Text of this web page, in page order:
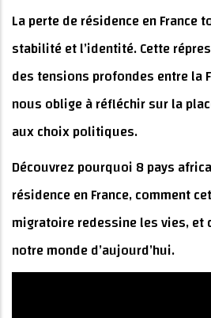
La perte de résidence en France
stabilité et l’identité. Cette
des tensions profondes entre la
nous oblige à réfléchir sur la
aux choix politiques.
Découvrez pourquoi 8 pays
résidence en France, comment
migratoire redessine les vies, et
notre monde d’aujourd’hui.